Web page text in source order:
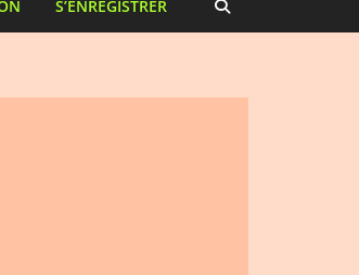
S’ENREGISTRER